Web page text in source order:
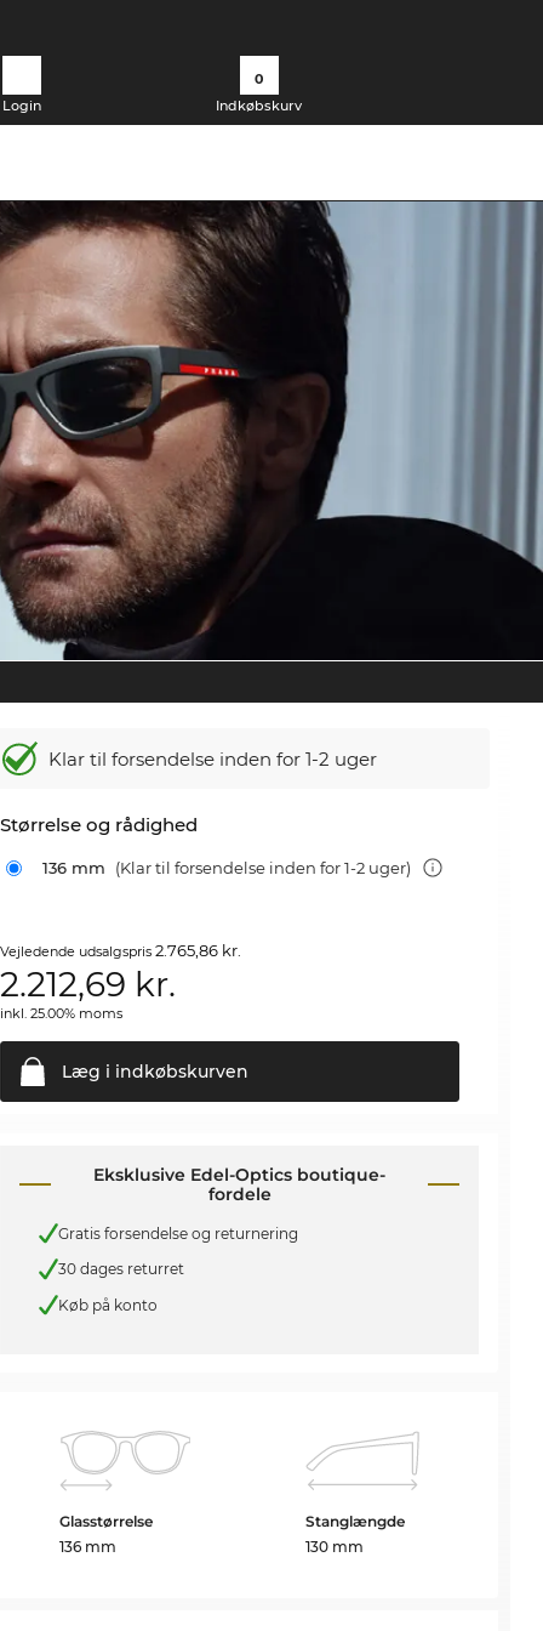
Login
0
Indkøbskurv
Klar til forsendelse inden for 1-2 uger
Størrelse og rådighed
136 mm (Klar til forsendelse inden for 1-2 uger)
Vejledende udsalgspris2.765,86 kr.
2.212,69 kr.
inkl. 25.00% moms
Læg i indkøbskurven
Eksklusive Edel-Optics boutique-
fordele
Gratis forsendelse og returnering
30 dages returret
Køb på konto
Glasstørrelse
136 mm
Stanglængde
130 mm